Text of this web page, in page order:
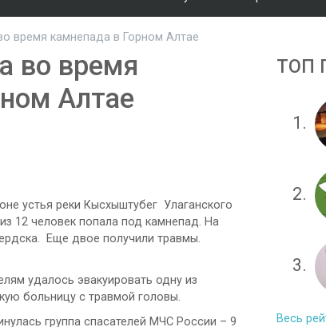
время камнепада в Горном Алтае
во время
Алтае
устья реки Кысхыштубег Улаганского
12 человек попала под камнепад. На
Еще двое получили травмы.
удалось эвакуировать одну из
больницу с травмой головы.
группа спасателей МЧС России – 9
ТОП
1.
2.
3.
Весь